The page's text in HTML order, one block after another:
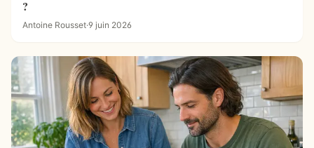
?
Antoine Rousset·9 juin 2026